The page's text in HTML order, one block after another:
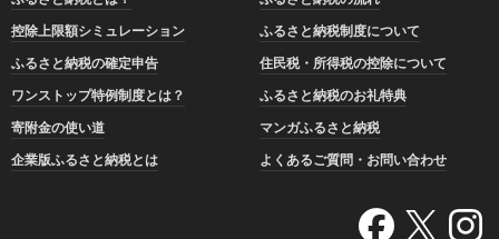
控除上限額シミュレーション
ふるさと納税制度について
ふるさと納税の確定申告
住民税・所得税の控除について
ワンストップ特例制度とは？
ふるさと納税のお礼特典
寄附金の使い道
マンガふるさと納税
企業版ふるさと納税とは
よくあるご質問・お問い合わせ